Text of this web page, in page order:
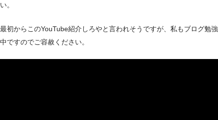
い。
最初からこのYouTube紹介しろやと言われそうですが、私もブログ勉強
中ですのでご容赦ください。